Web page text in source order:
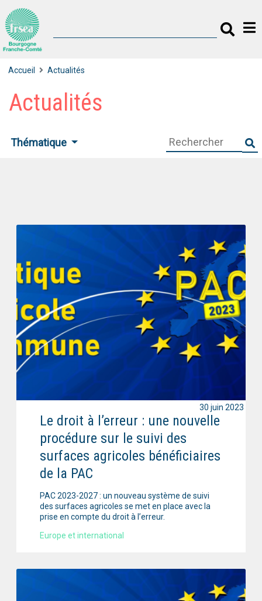
Accueil Actualités
Actualités
Thématique
Le droit à l’erreur : une nouvelle
procédure sur le suivi des
surfaces agricoles bénéficiaires
de la PAC
PAC 2023-2027 : un nouveau système de suivi
des surfaces agricoles se met en place avec la
prise en compte du droit à l’erreur.
Europe et international
30 juin 2023